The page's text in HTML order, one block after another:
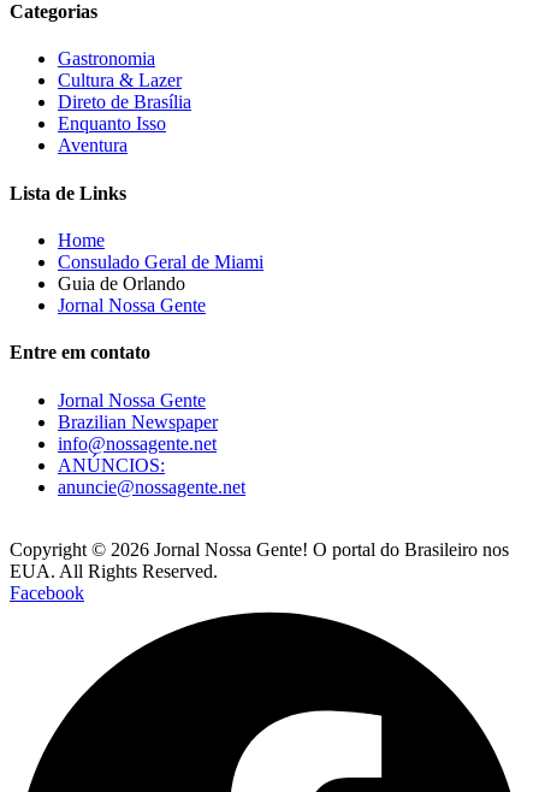
Categorias
Gastronomia
Cultura & Lazer
Direto de Brasília
Enquanto Isso
Aventura
Lista de Links
Home
Consulado Geral de Miami
Guia de Orlando
Jornal Nossa Gente
Entre em contato
Jornal Nossa Gente
Brazilian Newspaper
info@nossagente.net
ANÚNCIOS:
anuncie@nossagente.net
Copyright © 2026 Jornal Nossa Gente! O portal do Brasileiro nos
EUA. All Rights Reserved.
Facebook